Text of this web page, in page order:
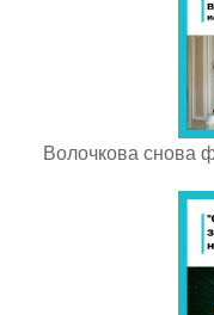
Волочкова снова